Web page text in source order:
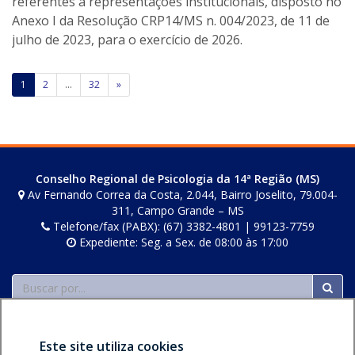
e
i
e
r
Anexo I da Resolução CRP14/MS n. 004/2023, de 11 de
julho de 2023, para o exercício de 2026.
Paginação
posts
1 2 … 32 »
Conselho Regional de Psicologia da 14ª Região (MS)
Av Fernando Correa da Costa, 2.044, Bairro Joselito, 79.004-
311, Campo Grande – MS
Telefone/fax (PABX): (67) 3382-4801 | 99123-7759
Expediente: Seg. a Sex. de 08:00 às 17:00
Buscar
Este site utiliza cookies